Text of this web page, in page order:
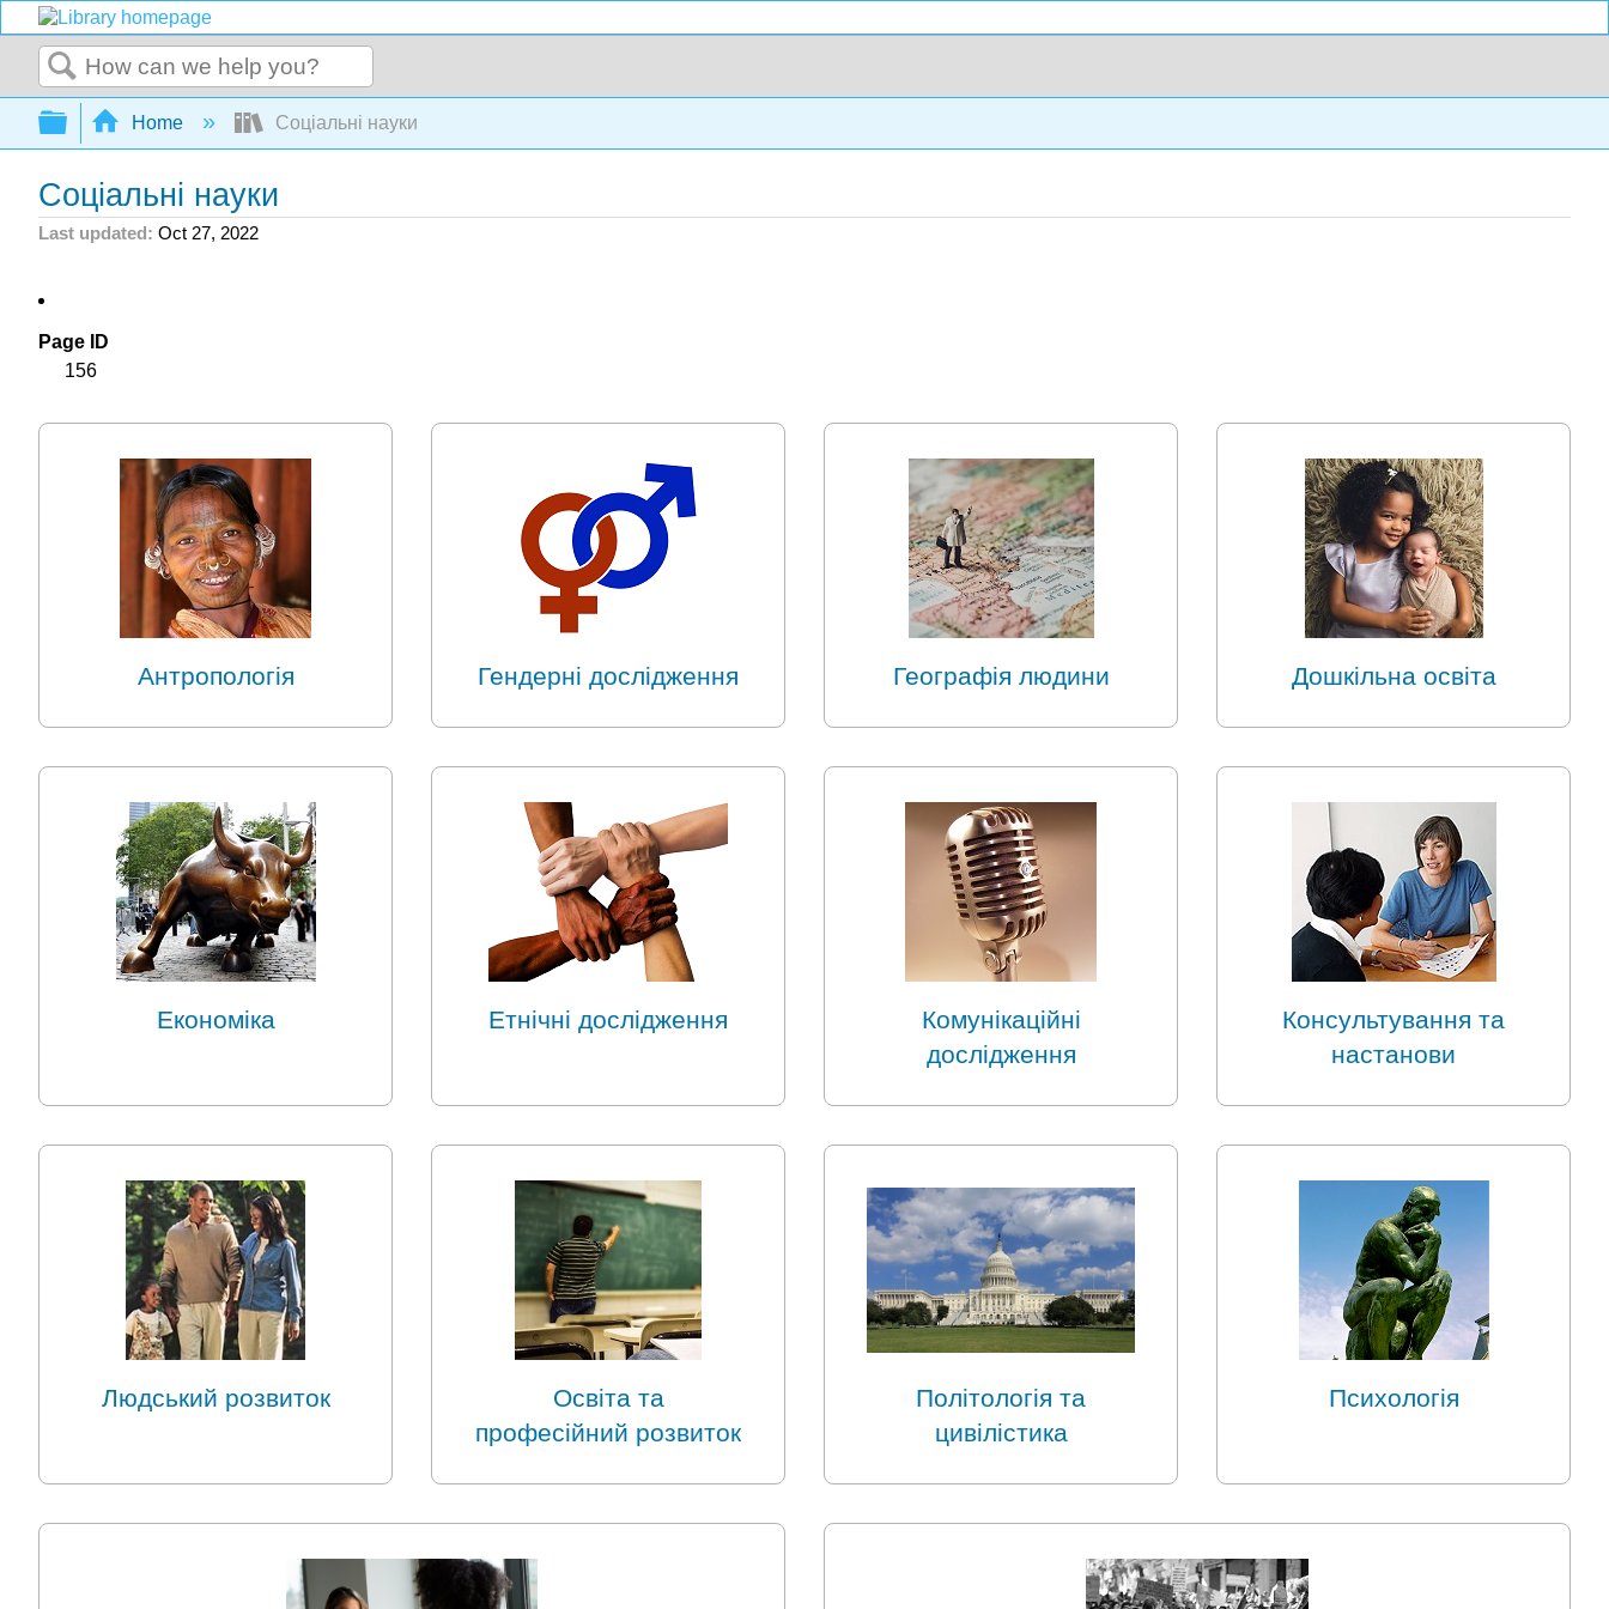
Search
Expand/collapse global hierarchy
Home Соціальні науки
Соціальні науки
Last updated Oct 27, 2022
Page ID
156
Антропологія Гендерні дослідження Географія людини Дошкільна освіта
Економіка Етнічні дослідження
Комунікаційні
дослідження
Консультування та
настанови
Людський розвиток
Освіта та
професійний розвиток
Політологія та
цивілістика
Психологія